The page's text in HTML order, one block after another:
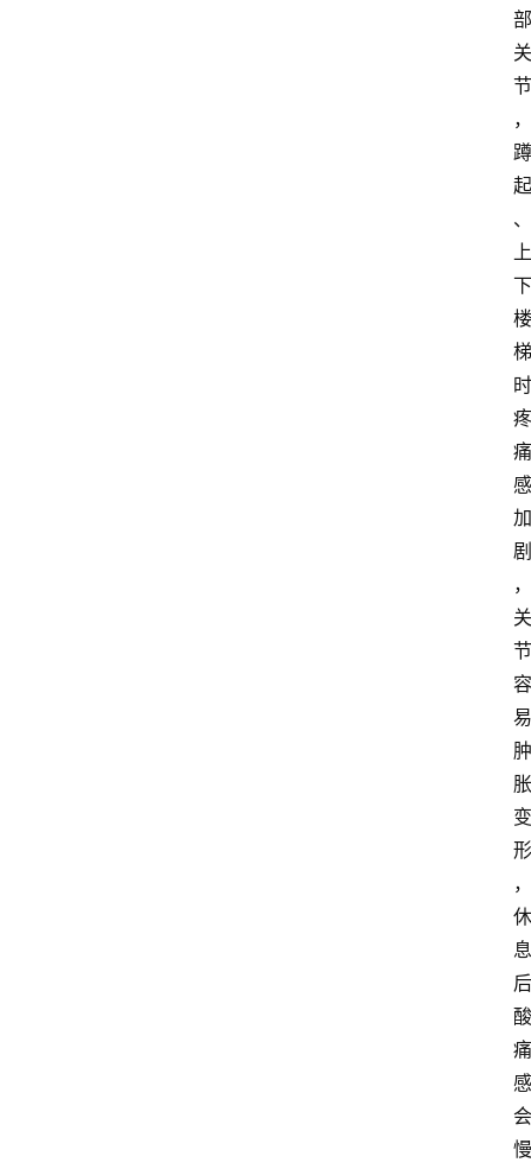
部
关
节
，
蹲
起
、
上
下
楼
梯
时
疼
痛
感
加
剧
，
关
节
容
易
肿
胀
变
形
，
休
息
后
酸
痛
感
会
慢